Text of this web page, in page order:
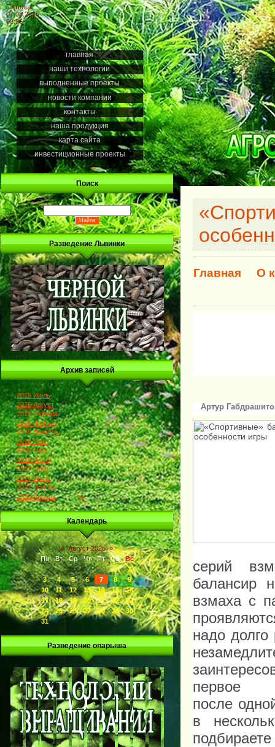
Пятница
07.08.2026
08:56
главная
наши технологии
выполненные проекты
новости компании
контакты
наша продукция
карта сайта
инвестиционные проекты
Поиск
Разведение Львинки
Архив записей
2015 Июль
2015 Август
2015 Октябрь
2015 Ноябрь
2015 Декабрь
2016 Март
2016 Май
2016 Июль
2017 Март
2017 Июль
2017 Ноябрь
2018 Апрель
Календарь
« Август 2026 »
Пн
Вт Ср Чт Пт Сб
Вс
1
2
3
4 5 6 7 8
9
10
11 12 13 14 15
16
17
18 19 20 21 22
23
24
25 26 27 28 29
30
31
Разведение опарыша
Главная О
Артур
серий
балансир
взмаха с
надо
после
в